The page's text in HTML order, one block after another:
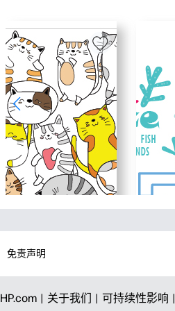
免责声明
HP.com | 关于我们 | 可持续性影响 |